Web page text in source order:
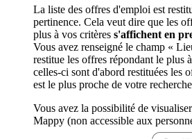
La liste des offres d'emploi est
pertinence. Cela veut dire que les
plus à vos critères s'affichent en
Vous avez renseigné le champ «
restitue les offres répondant le plus
celles-ci sont d'abord restituées les
est le plus proche de votre
Vous avez la possibilité de
Mappy (non accessible aux